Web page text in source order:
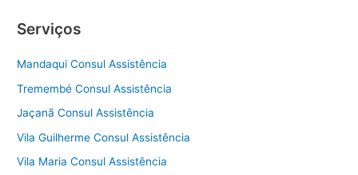
Serviços
Mandaqui Consul Assistência
Tremembé Consul Assistência
Jaçanã Consul Assistência
Vila Guilherme Consul Assistência
Vila Maria Consul Assistência